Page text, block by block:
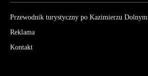
Przewodnik turystyczny po Kazimierzu Dolnym
Reklama
Kontakt